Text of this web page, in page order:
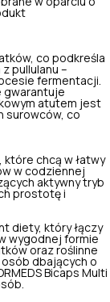
co podkreśla
pullulanu –
fermentacji.
gwarantuje
atutem jest
surowców, co
które chcą w łatwy
w codziennej
aktywny tryb
prostotę i
diety, który łączy
wygodnej formie
oraz roślinne
osób dbających o
Bicaps Multi